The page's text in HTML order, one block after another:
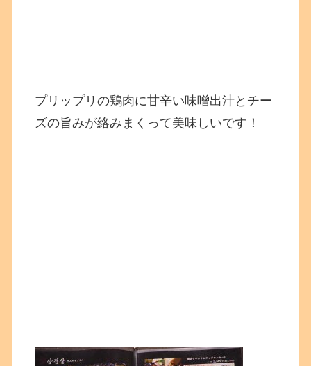
プリップリの鶏肉に甘辛い味噌出汁とチー
ズの旨みが絡みまくって美味しいです！